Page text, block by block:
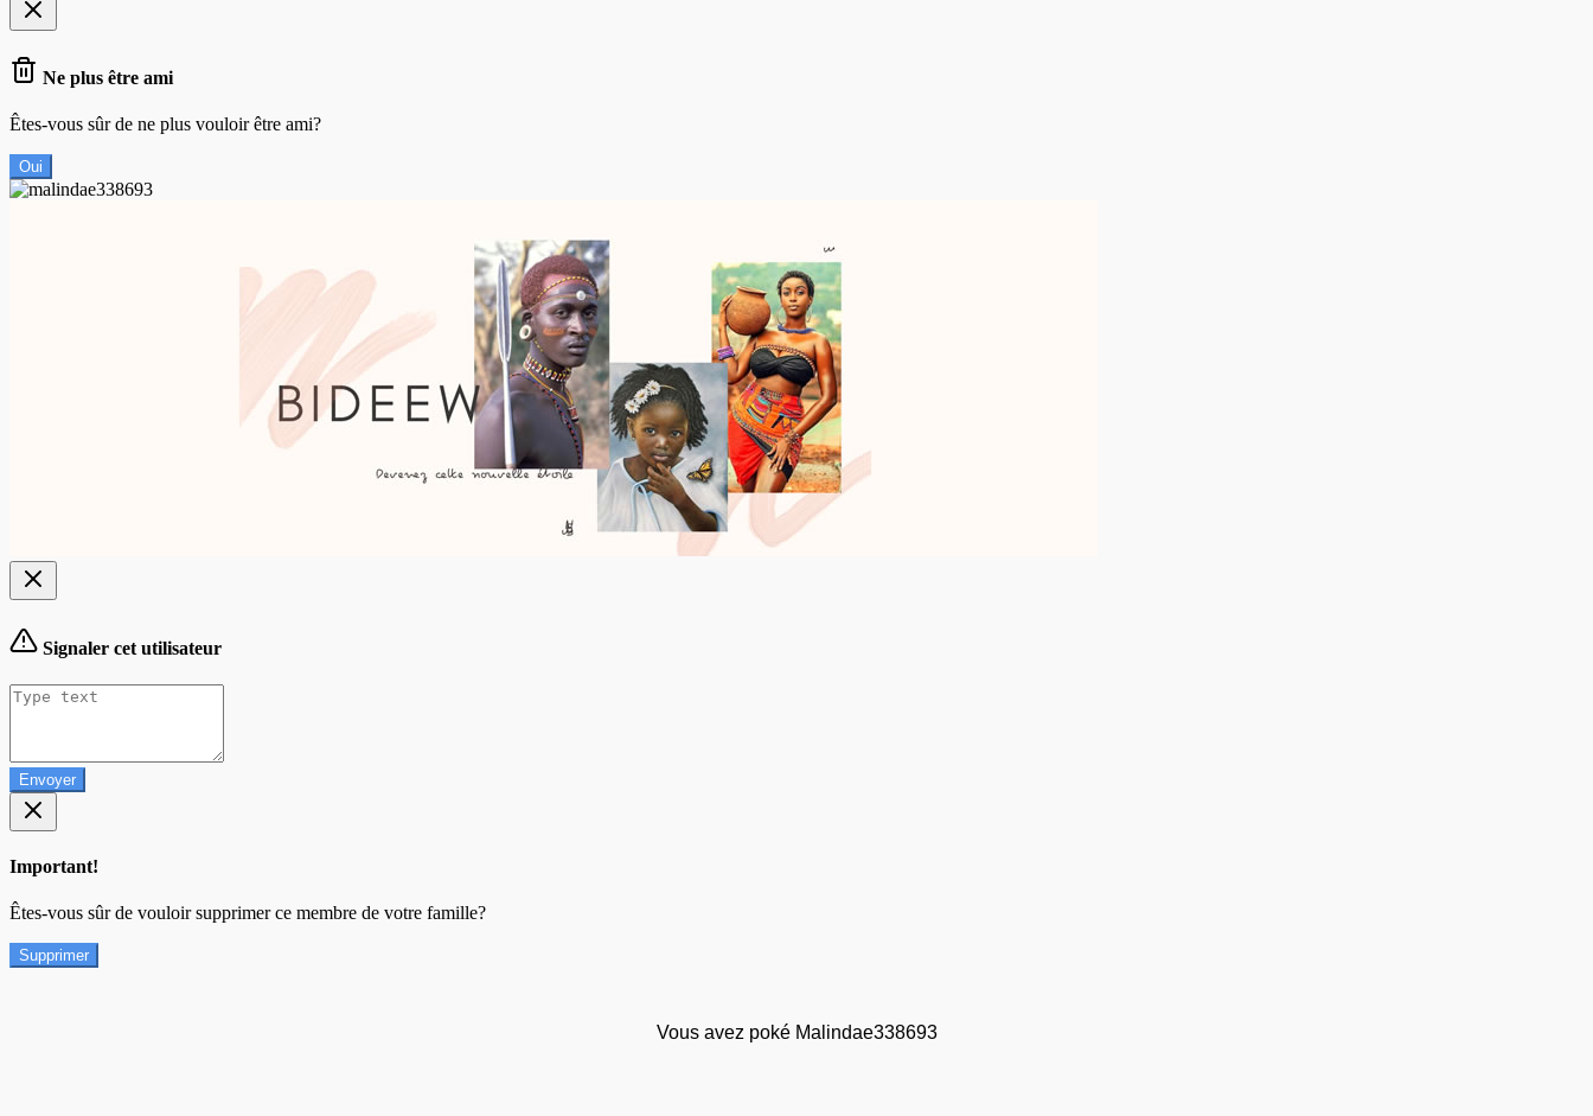
Ne plus être ami
Êtes-vous sûr de ne plus vouloir être ami?
Oui
Signaler cet utilisateur
Envoyer
Important!
Êtes-vous sûr de vouloir supprimer ce membre de votre famille?
Supprimer
Vous avez poké Malindae338693